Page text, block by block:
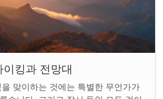
킹과 전망대
맞이하는 것에는 특별한 무언가가